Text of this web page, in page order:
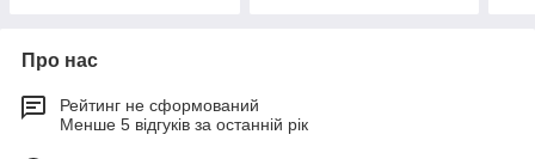
Про нас
Рейтинг не сформований
Менше 5 відгуків за останній рік